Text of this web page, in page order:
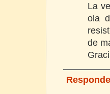
La
ola
de